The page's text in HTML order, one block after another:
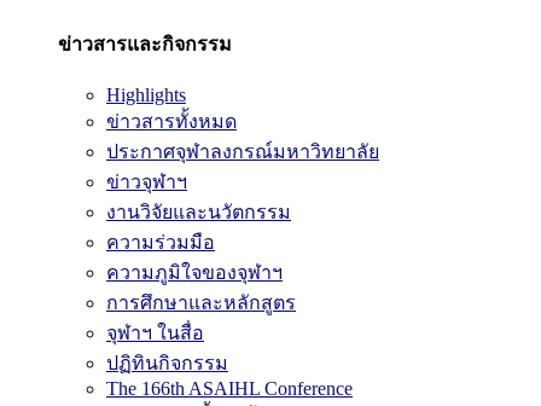
ข่าวสารและกิจกรรม
Highlights
ข่าวสารทั้งหมด
ประกาศจุฬาลงกรณ์มหาวิทยาลัย
ข่าวจุฬาฯ
งานวิจัยและนวัตกรรม
ความร่วมมือ
ความภูมิใจของจุฬาฯ
การศึกษาและหลักสูตร
จุฬาฯ ในสื่อ
ปฏิทินกิจกรรม
The 166th ASAIHL Conference